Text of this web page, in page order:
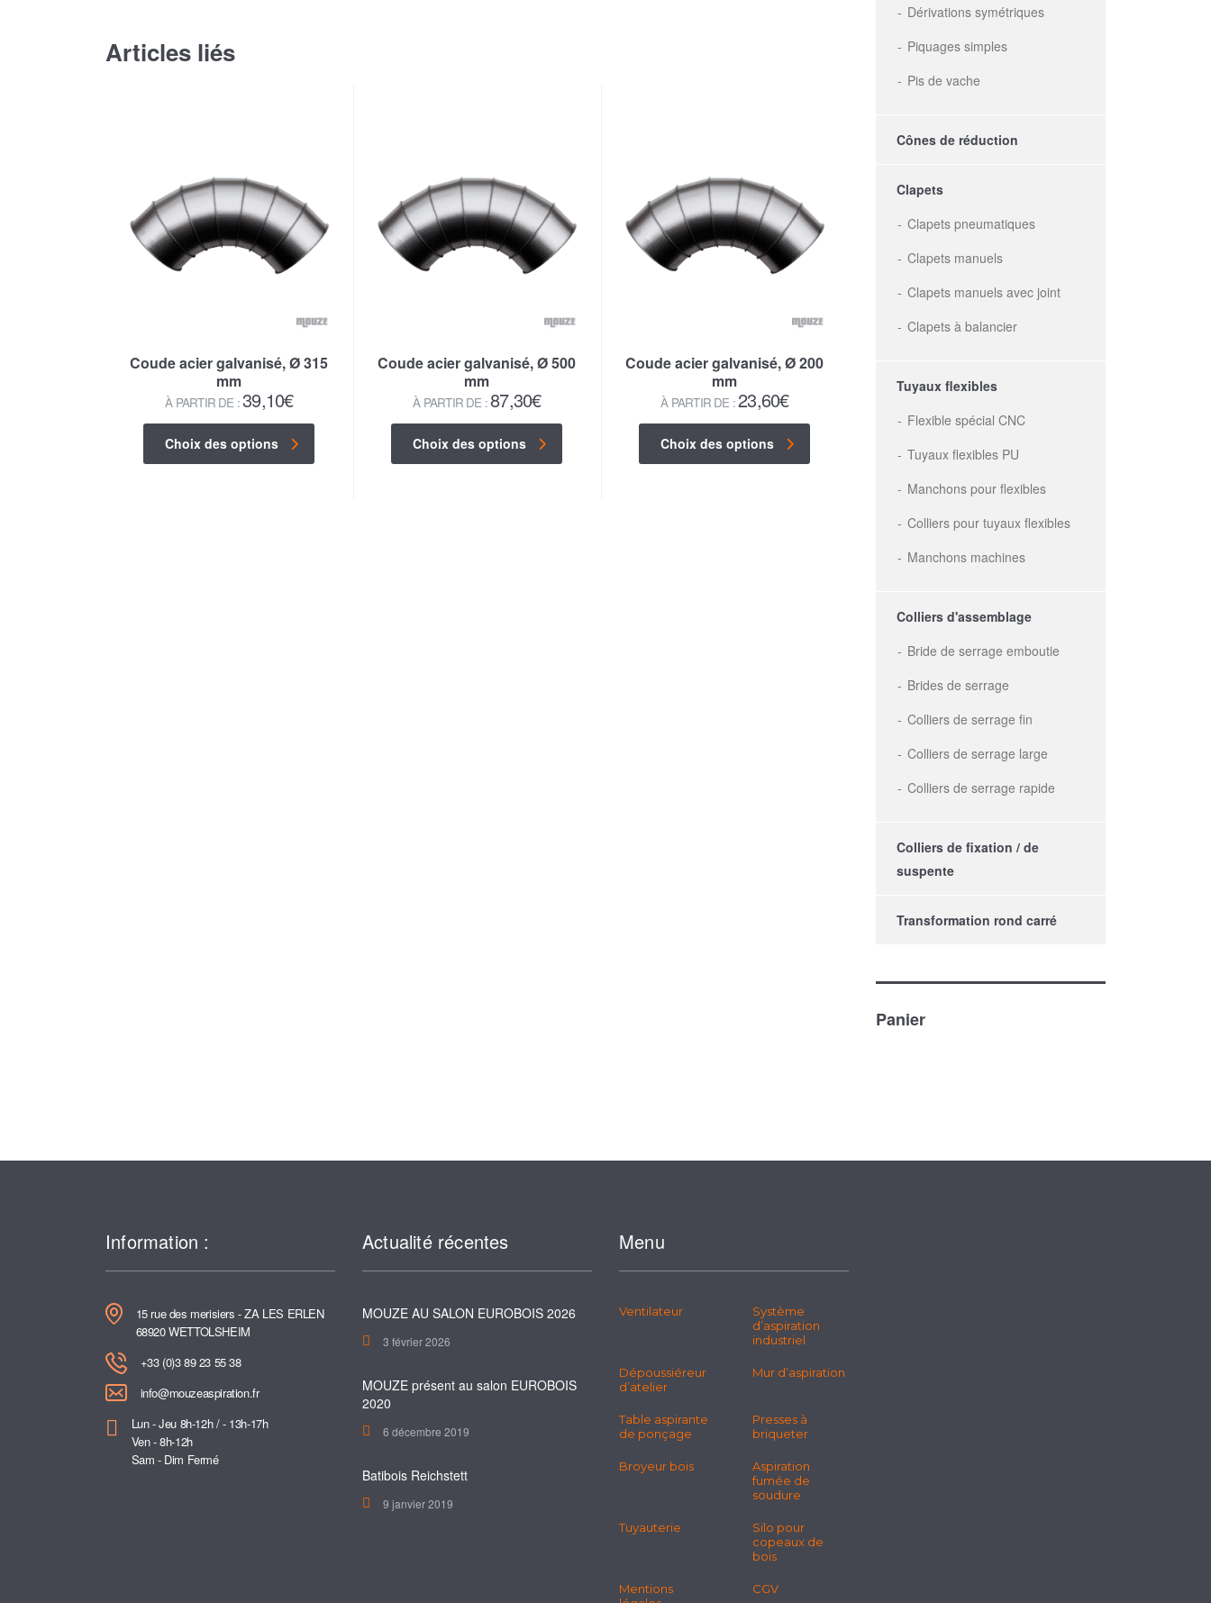
Articles liés
Coude acier galvanisé, Ø 315
mm
À PARTIR DE :39,10€
Choix des options
Coude acier galvanisé, Ø 500
mm
À PARTIR DE :87,30€
Choix des options
Coude acier galvanisé, Ø 200
mm
À PARTIR DE :23,60€
Choix des options
Dérivations symétriques
Piquages simples
Pis de vache
Cônes de réduction
Clapets
Clapets pneumatiques
Clapets manuels
Clapets manuels avec joint
Clapets à balancier
Tuyaux flexibles
Flexible spécial CNC
Tuyaux flexibles PU
Manchons pour flexibles
Colliers pour tuyaux flexibles
Manchons machines
Colliers d'assemblage
Bride de serrage emboutie
Brides de serrage
Colliers de serrage fin
Colliers de serrage large
Colliers de serrage rapide
Colliers de fixation / de
suspente
Transformation rond carré
Panier
Information :
15 rue des merisiers - ZA LES ERLEN
68920 WETTOLSHEIM
+33 (0)3 89 23 55 38
info@mouzeaspiration.fr
Lun - Jeu 8h-12h / - 13h-17h
Ven - 8h-12h
Sam - Dim Fermé
Actualité récentes
MOUZE AU SALON EUROBOIS 2026
3 février 2026
MOUZE présent au salon EUROBOIS
2020
6 décembre 2019
Batibois Reichstett
9 janvier 2019
Menu
Ventilateur
Système
d’aspiration
industriel
Dépoussiéreur
d’atelier
Mur d’aspiration
Table aspirante
de ponçage
Presses à
briqueter
Broyeur bois
Aspiration
fumée de
soudure
Tuyauterie
Silo pour
copeaux de
bois
Mentions
CGV